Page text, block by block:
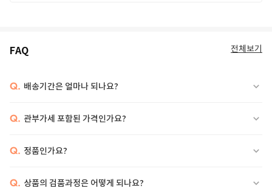
FAQ 전체보기
Q. 배송기간은 얼마나 되나요?
Q. 관부가세 포함된 가격인가요?
Q. 정품인가요?
Q. 상품의 검품과정은 어떻게 되나요?